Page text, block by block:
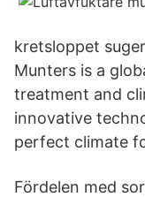
kretsloppet
Munters is a
treatment and
innovative
perfect climate
Fördelen med